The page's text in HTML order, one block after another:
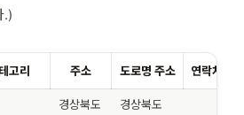
.)
고리 주소 도로명 주소 연락처
경상북도
경상북도